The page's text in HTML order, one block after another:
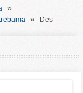
»
» Des